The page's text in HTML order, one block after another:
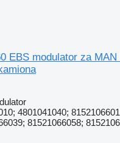
EBS modulator za MAN
4801041040;
81521066058;